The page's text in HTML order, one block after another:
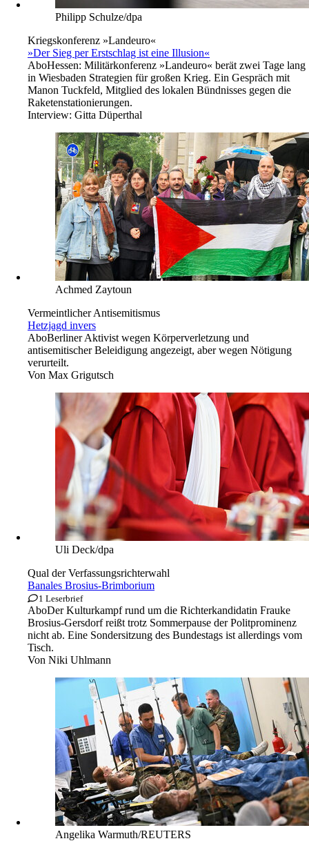
Philipp Schulze/dpa
Kriegskonferenz »Landeuro«
»Der Sieg per Erstschlag ist eine Illusion«
AboHessen: Militärkonferenz »Landeuro« berät zwei Tage lang
in Wiesbaden Strategien für großen Krieg. Ein Gespräch mit
Manon Tuckfeld, Mitglied des lokalen Bündnisses gegen die
Raketenstationierungen.
Interview: Gitta Düperthal
Achmed Zaytoun
Vermeintlicher Antisemitismus
Hetzjagd invers
AboBerliner Aktivist wegen Körperverletzung und
antisemitischer Beleidigung angezeigt, aber wegen Nötigung
verurteilt.
Von Max Grigutsch
Uli Deck/dpa
Qual der Verfassungsrichterwahl
Banales Brosius-Brimborium
1 Leserbrief
AboDer Kulturkampf rund um die Richterkandidatin Frauke
Brosius-Gersdorf reißt trotz Sommerpause der Politprominenz
nicht ab. Eine Sondersitzung des Bundestags ist allerdings vom
Tisch.
Von Niki Uhlmann
Angelika Warmuth/REUTERS